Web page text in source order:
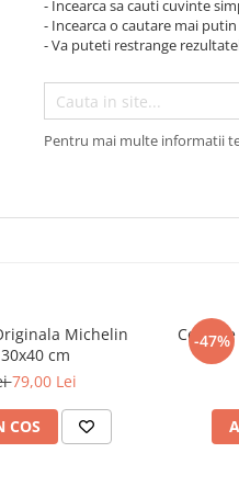
- Incearca sa cauti cuvinte
- Incearca o cautare mai
- Va puteti restrange
Pentru mai multe informatii
Michelin
cm
79,00 Lei
COS
-47%
Ceas